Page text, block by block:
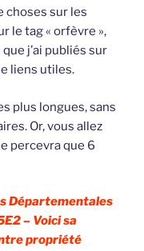
choses sur les
le tag « orfèvre »,
j’ai publiés sur
liens utiles.
plus longues, sans
Or, vous allez
percevra que 6
Départementales
– Voici sa
propriété